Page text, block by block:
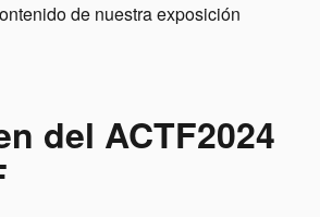
de nuestra exposición
del ACTF2024